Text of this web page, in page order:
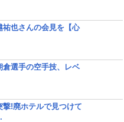
祐也さんの会見を【心
倉選手の空手技、レベ
!廃ホテルで見つけて